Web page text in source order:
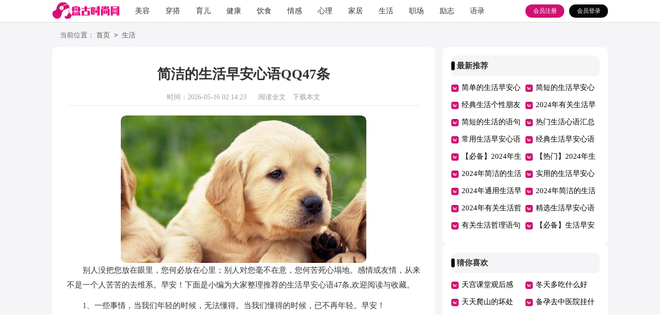
美容 穿搭 育儿 健康 饮食 情感 心理 家居 生活 职场 励志 语录
阅读
会员登录
会员注册
当前位置： 首页 > 生活
简洁的生活早安心语QQ47条
时间：2026-05-16 02:14:23 阅读全文 下载本文
别人没把您放在眼里，您何必放在心里；别人对您毫不在意，您何苦死心塌地。感情或友情，从来
不是一个人苦苦的去维系。早安！下面是小编为大家整理推荐的生活早安心语47条,欢迎阅读与收藏。
1、一些事情，当我们年轻的时候，无法懂得。当我们懂得的时候，已不再年轻。早安！
最新推荐
简单的生活早安心
语朋友圈大合集59
句
简短的生活早安心
语微信集合68句
经典生活个性朋友
圈汇总（精选110
句）
2024年有关生活早
安心语微信28条
简短的生活的语句
汇编60句
热门生活心语汇总
（通用100句）
常用生活早安心语
QQ大汇总61句
经典生活早安心语
QQ集锦48条
【必备】2024年生
活早安心语大集合
53条
【热门】2024年生
活早安心语QQ22
条
2024年简洁的生活
早安心语朋友圈合
集62条
实用的生活早安心
语集锦61条
2024年通用生活早
安心语QQ汇编39
句
2024年简洁的生活
的语句合集58条
2024年有关生活哲
理语句集锦37条
精选生活早安心语
微信大集合57条
有关生活哲理语句 【必备】生活早安
猜你喜欢
天宫课堂观后感
400字作文12篇
冬天多吃什么好
天天爬山的坏处 备孕去中医院挂什